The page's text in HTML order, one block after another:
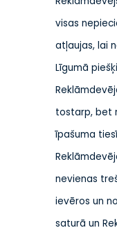
visas
atļaujas, lai
Līgumā
tostarp, bet
īpašuma
nevienas
ievēros un
saturā un